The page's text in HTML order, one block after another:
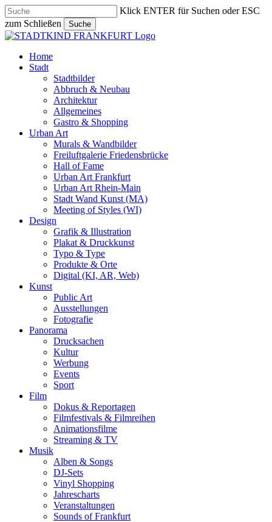
Skip
to
main
content
Klick ENTER für Suchen oder ESC
zum Schließen
Suche
Close
search
Menu
Home
Stadt
Stadtbilder
Abbruch & Neubau
Architektur
Allgemeines
Gastro & Shopping
Urban Art
Murals & Wandbilder
Freiluftgalerie Friedensbrücke
Hall of Fame
Urban Art Frankfurt
Urban Art Rhein-Main
Stadt Wand Kunst (MA)
Meeting of Styles (WI)
Design
Grafik & Illustration
Plakat & Druckkunst
Typo & Type
Produkte & Orte
Digital (KI, AR, Web)
Kunst
Public Art
Ausstellungen
Fotografie
Panorama
Drucksachen
Kultur
Werbung
Events
Sport
Film
Dokus & Reportagen
Filmfestivals & Filmreihen
Animationsfilme
Streaming & TV
Musik
Alben & Songs
DJ-Sets
Vinyl Shopping
Jahrescharts
Veranstaltungen
Sounds of Frankfurt